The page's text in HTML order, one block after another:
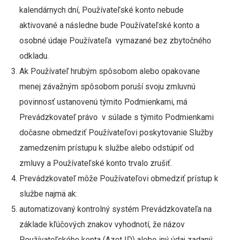
kalendárnych dní, Používateľské konto nebude
aktivované a následne bude Používateľské konto a
osobné údaje Používateľa vymazané bez zbytočného
odkladu.
Ak Používateľ hrubým spôsobom alebo opakovane
menej závažným spôsobom poruší svoju zmluvnú
povinnosť ustanovenú týmito Podmienkami, má
Prevádzkovateľ právo v súlade s týmito Podmienkami
dočasne obmedziť Používateľovi poskytovanie Služby
zamedzením prístupu k službe alebo odstúpiť od
zmluvy a Používateľské konto trvalo zrušiť.
Prevádzkovateľ môže Používateľovi obmedziť prístup k
službe najmä ak:
automatizovaný kontrolný systém Prevádzkovateľa na
základe kľúčových znakov vyhodnotí, že názov